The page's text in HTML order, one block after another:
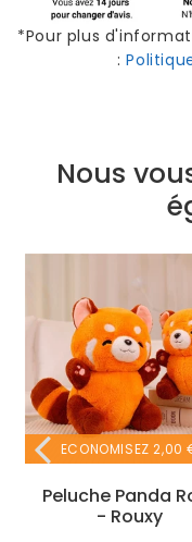
*Pour plus
:
Nous
ECONOMISEZ 2,00
Peluche Panda
- Rouxy